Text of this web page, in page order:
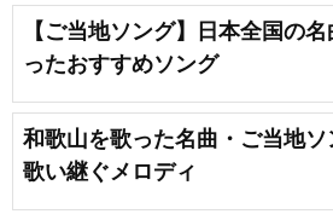
【ご当地ソング】日本全国の
ったおすすめソング
和歌山を歌った名曲・ご当地
歌い継ぐメロディ